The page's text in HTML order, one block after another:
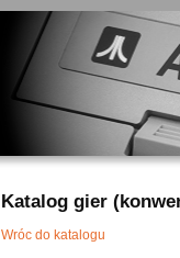
Katalog gier
Wróc do katalogu